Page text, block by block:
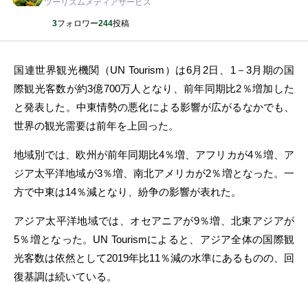
ツーリズムメディアサービス
3フォロワー244投稿
国連世界観光機関（UN Tourism）は6月2日、1－3月期の国
際観光客数が約3億700万人となり、前年同期比2％増加した
と発表した。中東情勢の悪化による影響が広がるなかでも、
世界の観光需要は前年を上回った。
地域別では、欧州が前年同期比4％増、アフリカが4％増、ア
ジア太平洋地域が3％増、南北アメリカが2％増となった。一
方で中東は14％減となり、紛争の影響が表れた。
アジア太平洋地域では、オセアニアが9％増、北東アジアが
5％増となった。UN Tourismによると、アジア全体の国際観
光客数は依然として2019年比11％減の水準にあるものの、回
復基調は続いている。